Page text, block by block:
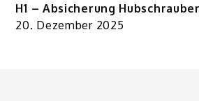
H1 – Absicherung
20. Dezember 2025